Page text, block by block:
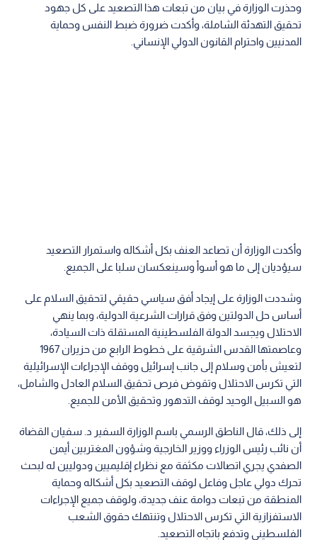
وحذرت الوزارة في بيان من تبعات هذا التصعيد على كل جهود
تحقيق التهدئة الشاملة، وأكدت ضرورة ضبط النفس وحماية
المدنيين واحترام القانون الدولي الإنساني.
وأكدت الوزارة أن تصاعد العنف بكل أشكاله واستمرار التصعيد
سيؤديان إلى ما هو أسوأ وسينعكسان سلبا على الجميع.
وشددت الوزارة على إيجاد أفق سياسي حقيقي لتحقيق السلام على
أساس حل الدولتين وفق قرارات الشرعية الدولية، وبما ينهي
الاحتلال ويجسد الدولة الفلسطينية المستقلة ذات السيادة،
وعاصمتها القدس الشرقية على خطوط الرابع من حزيران 1967
لتعيش بأمن وسلام إلى جانب إسرائيل ووقف الإجراءات الإسرائيلية
التي تكرس الاحتلال وتقوض فرص تحقيق السلام العادل والشامل،
هو السبيل الوحيد لوقف التدهور وتحقيق الأمن للجميع.
إلى ذلك، قال الناطق الرسمي باسم الوزارة السفير د. سفيان القضاة
أن نائب رئيس الوزراء ووزير الخارجية وشؤون المغتربين أيمن
الصفدي يجري اتصالات مكثفة مع نظراء إقليميين ودوليين له لبحث
تحرك دولي عاجل وفاعل لوقف التصعيد بكل أشكاله وحماية
المنطقة من تبعات دوامة عنف جديدة، ولوقف جميع الإجراءات
الاستفزازية التي تكرس الاحتلال وتنتهك حقوق الشعب
الفلسطيني وتدفع باتجاه التصعيد.